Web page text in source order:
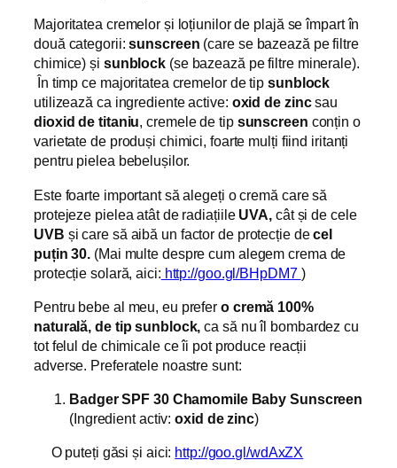
Majoritatea cremelor și loțiunilor de plajă se împart în
două categorii:sunscreen (care se bazează pe filtre
chimice) și sunblock (se bazează pe filtre minerale).
În timp ce majoritatea cremelor de tip sunblock
utilizează ca ingrediente active: oxid de zincsau
dioxid de titaniu, cremele de tip sunscreen conțin o
varietate de produși chimici, foarte mulți fiind iritanți
pentru pielea bebelușilor.
Este foarte important să alegeți o cremă care să
protejeze pielea atât de radiațiileUVA, cât și de cele
UVB și care să aibă un factor de protecție decel
puțin 30. (Mai multe despre cum alegem crema de
protecție solară, aici: http://goo.gl/BHpDM7 )
Pentru bebe al meu, eu prefer o cremă 100%
naturală, de tip sunblock, ca să nu îl bombardez cu
tot felul de chimicale ce îi pot produce reacții
adverse. Preferatele noastre sunt:
Badger SPF 30 Chamomile Baby Sunscreen
(Ingredient activ: oxid de zinc)
O puteți găsi și aici: http://goo.gl/wdAxZX